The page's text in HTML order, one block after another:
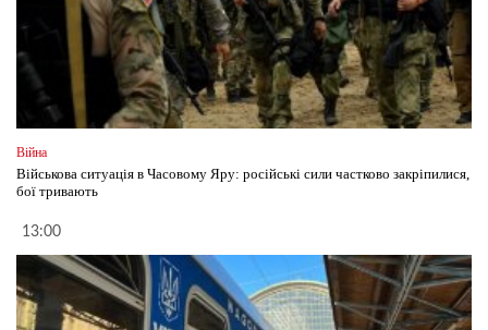
Війна
Військова ситуація в Часовому Яру: російські сили частково закріпилися,
бої тривають
13:00